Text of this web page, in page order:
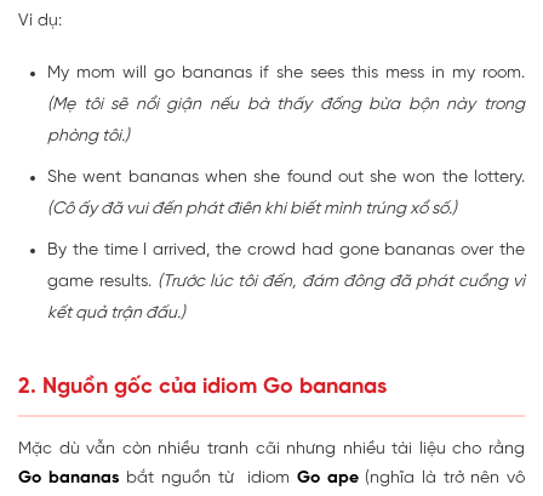
Ví dụ:
My mom will go bananas if she sees this mess in my room.
(Mẹ tôi sẽ nổi giận nếu bà thấy đống bừa bộn này trong
phòng tôi.)
She went bananas when she found out she won the lottery.
(Cô ấy đã vui đến phát điên khi biết mình trúng xổ số.)
By the time I arrived, the crowd had gone bananas over the
game results. (Trước lúc tôi đến, đám đông đã phát cuồng vì
kết quả trận đấu.)
2. Nguồn gốc của idiom Go bananas
Mặc dù vẫn còn nhiều tranh cãi nhưng nhiều tài liệu cho rằng
Go bananas bắt nguồn từ idiom Go ape(nghĩa là trở nên vô